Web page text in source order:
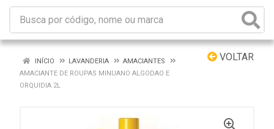
VOLTAR
INÍCIO LAVANDERIA
AMACIANTES
AMACIANTE DE ROUPAS MINUANO ALGODAO E
ORQUIDIA 2L